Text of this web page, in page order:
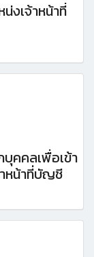
งเจ้าหน้าที่
คคลเพื่อเข้า
าหน้าที่บัญชี